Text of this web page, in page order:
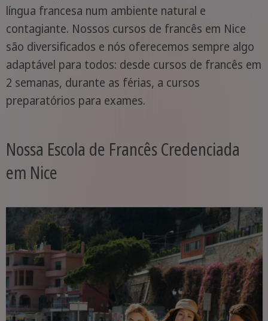
língua francesa num ambiente natural e
contagiante. Nossos cursos de francês em Nice
são diversificados e nós oferecemos sempre algo
adaptável para todos: desde cursos de francês em
2 semanas, durante as férias, a cursos
preparatórios para exames.
Nossa Escola de Francês Credenciada
em Nice